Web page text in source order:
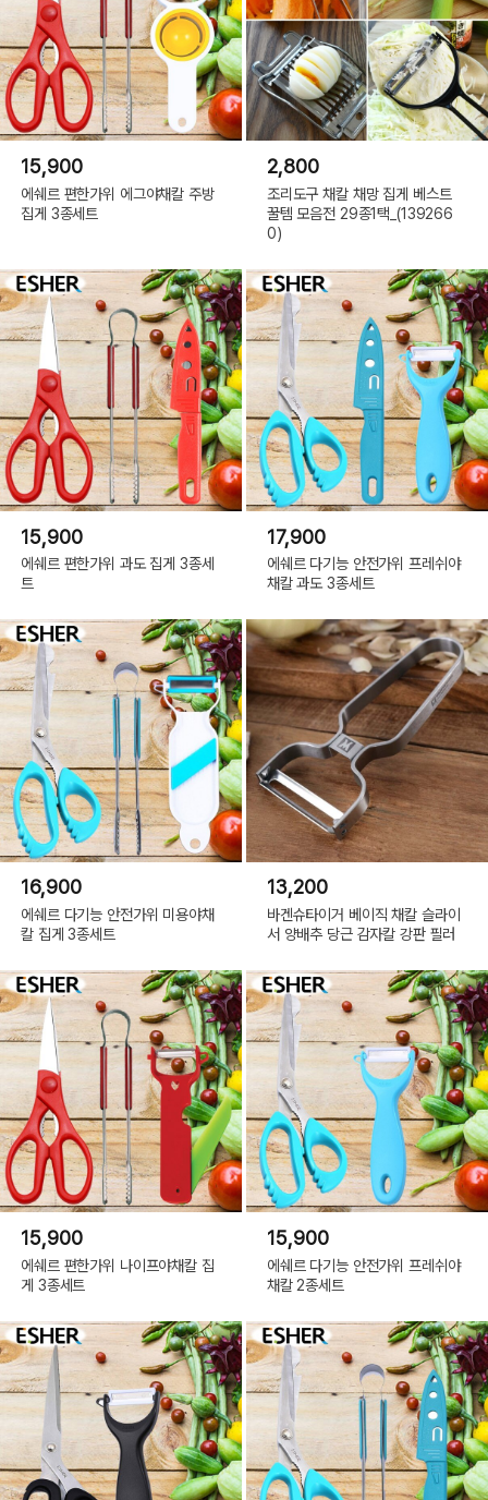
15,900
에쉐르 편한가위 에그야채칼 주방
집게 3종세트
2,800
조리도구 채칼 채망 집게 베스트
꿀템 모음전 29종1택_(139266
0)
15,900
에쉐르 편한가위 과도 집게 3종세
트
17,900
에쉐르 다기능 안전가위 프레쉬야
채칼 과도 3종세트
16,900
에쉐르 다기능 안전가위 미용야채
칼 집게 3종세트
13,200
바겐슈타이거 베이직 채칼 슬라이
서 양배추 당근 감자칼 강판 필러
15,900
에쉐르 편한가위 나이프야채칼 집
게 3종세트
15,900
에쉐르 다기능 안전가위 프레쉬야
채칼 2종세트